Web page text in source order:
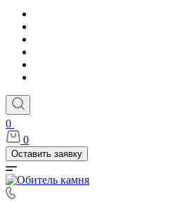
0
0
Оставить заявку